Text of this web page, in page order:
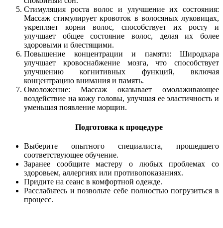
Стимуляция роста волос и улучшение их состояния:
Массаж стимулирует кровоток в волосяных луковицах,
укрепляет корни волос, способствует их росту и
улучшает общее состояние волос, делая их более
здоровыми и блестящими.
Повышение концентрации и памяти: Широдхара
улучшает кровоснабжение мозга, что способствует
улучшению когнитивных функций, включая
концентрацию внимания и память.
Омоложение: Массаж оказывает омолаживающее
воздействие на кожу головы, улучшая ее эластичность и
уменьшая появление морщин.
Подготовка к процедуре
Выберите опытного специалиста, прошедшего
соответствующее обучение.
Заранее сообщите мастеру о любых проблемах со
здоровьем, аллергиях или противопоказаниях.
Придите на сеанс в комфортной одежде.
Расслабьтесь и позвольте себе полностью погрузиться в
процесс.